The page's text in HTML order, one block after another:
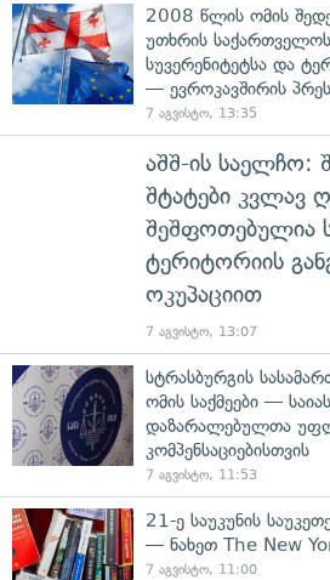
2008 წლის ომის
უთხრის
სუვერენიტეტსა და
— ევროკავშირის
7 აგვისტო, 13:35
აშშ-ის საელჩო:
შტატები კვლავ
შეშფოთებულია
ტერიტორიის
ოკუპაციით
7 აგვისტო, 13:07
სტრასბურგის
ომის საქმეები —
დაზარალებულთა
კომპენსაციებისთვის
7 აგვისტო, 11:53
21-ე საუკუნის
— ნახეთ The New
7 აგვისტო, 11:00